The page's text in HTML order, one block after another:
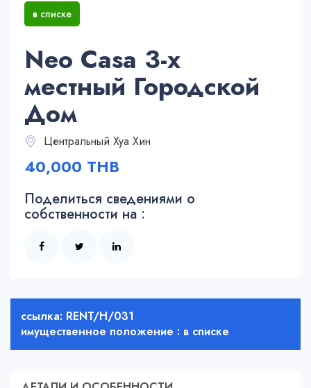
в списке
Neo Casa 3-х
местный Городской
Дом
Центральный Хуа Хин
40,000 THB
Поделиться сведениями о
собственности на :
ссылка: RENT/H/031
имущественное положение : в списке